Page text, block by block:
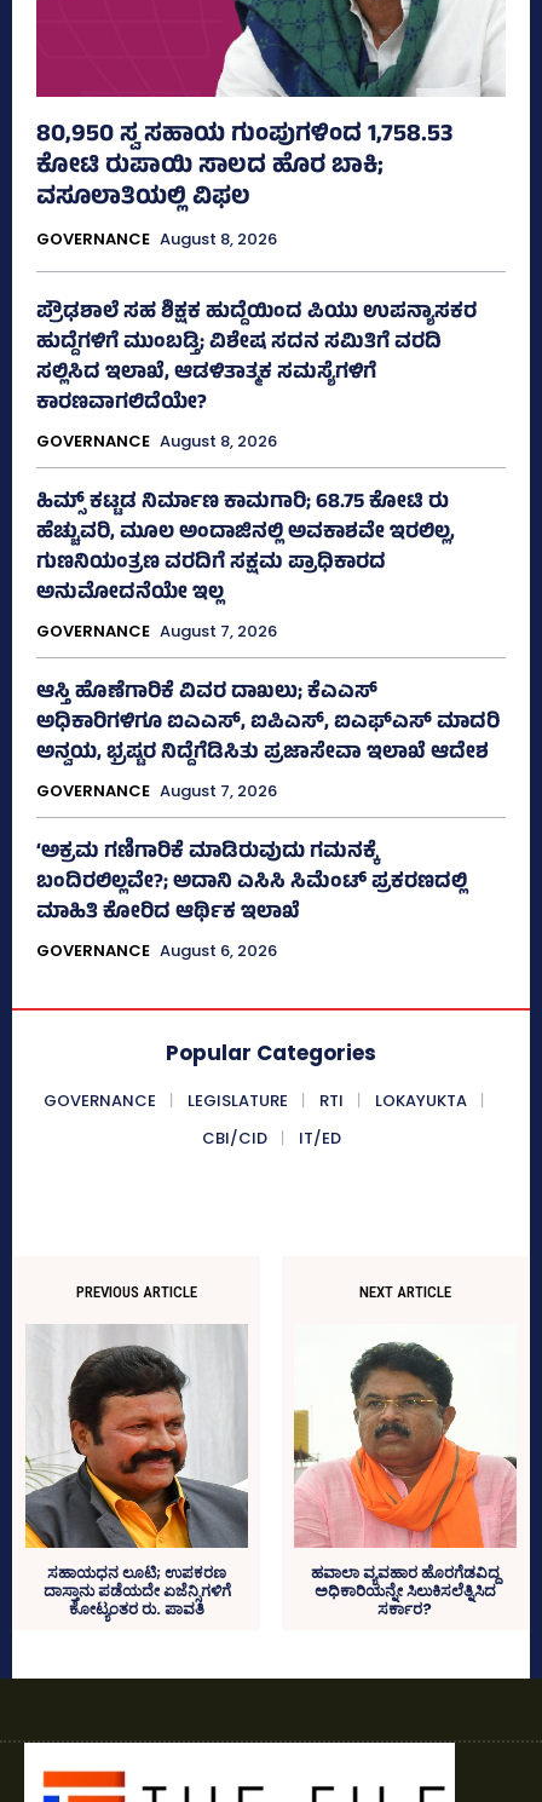
80,950 ಸ್ವ ಸಹಾಯ ಗುಂಪುಗಳಿಂದ 1,758.53
ಕೋಟಿ ರುಪಾಯಿ ಸಾಲದ ಹೊರ ಬಾಕಿ;
ವಸೂಲಾತಿಯಲ್ಲಿ ವಿಫಲ
GOVERNANCE August 8, 2026
ಪ್ರೌಢಶಾಲೆ ಸಹ ಶಿಕ್ಷಕ ಹುದ್ದೆಯಿಂದ ಪಿಯು ಉಪನ್ಯಾಸಕರ
ಹುದ್ದೆಗಳಿಗೆ ಮುಂಬಡ್ತಿ; ವಿಶೇಷ ಸದನ ಸಮಿತಿಗೆ ವರದಿ
ಸಲ್ಲಿಸಿದ ಇಲಾಖೆ, ಆಡಳಿತಾತ್ಮಕ ಸಮಸ್ಯೆಗಳಿಗೆ
ಕಾರಣವಾಗಲಿದೆಯೇ?
GOVERNANCE August 8, 2026
ಹಿಮ್ಸ್‌ ಕಟ್ಟಡ ನಿರ್ಮಾಣ ಕಾಮಗಾರಿ; 68.75 ಕೋಟಿ ರು
ಹೆಚ್ಚುವರಿ, ಮೂಲ ಅಂದಾಜಿನಲ್ಲಿ ಅವಕಾಶವೇ ಇರಲಿಲ್ಲ,
ಗುಣನಿಯಂತ್ರಣ ವರದಿಗೆ ಸಕ್ಷಮ ಪ್ರಾಧಿಕಾರದ
ಅನುಮೋದನೆಯೇ ಇಲ್ಲ
GOVERNANCE August 7, 2026
ಆಸ್ತಿ ಹೊಣೆಗಾರಿಕೆ ವಿವರ ದಾಖಲು; ಕೆಎಎಸ್
ಅಧಿಕಾರಿಗಳಿಗೂ ಐಎಎಸ್‌, ಐಪಿಎಸ್‌, ಐಎಫ್‌ಎಸ್‌ ಮಾದರಿ
ಅನ್ವಯ, ಭ್ರಷ್ಟರ ನಿದ್ದೆಗೆಡಿಸಿತು ಪ್ರಜಾಸೇವಾ ಇಲಾಖೆ ಆದೇಶ
GOVERNANCE August 7, 2026
‘ಅಕ್ರಮ ಗಣಿಗಾರಿಕೆ ಮಾಡಿರುವುದು ಗಮನಕ್ಕೆ
ಬಂದಿರಲಿಲ್ಲವೇ?; ಅದಾನಿ ಎಸಿಸಿ ಸಿಮೆಂಟ್ ಪ್ರಕರಣದಲ್ಲಿ
ಮಾಹಿತಿ ಕೋರಿದ ಆರ್ಥಿಕ ಇಲಾಖೆ
GOVERNANCE August 6, 2026
Popular Categories
GOVERNANCE LEGISLATURE RTI
LOKAYUKTA
CBI/CID
IT/ED
PREVIOUS ARTICLE
ಸಹಾಯಧನ ಲೂಟಿ; ಉಪಕರಣ
ದಾಸ್ತಾನು ಪಡೆಯದೇ ಏಜೆನ್ಸಿಗಳಿಗೆ
ಕೋಟ್ಯಂತರ ರು. ಪಾವತಿ
NEXT ARTICLE
ಹವಾಲಾ ವ್ಯವಹಾರ ಹೊರಗೆಡವಿದ್ದ
ಅಧಿಕಾರಿಯನ್ನೇ ಸಿಲುಕಿಸಲೆತ್ನಿಸಿದ
ಸರ್ಕಾರ?